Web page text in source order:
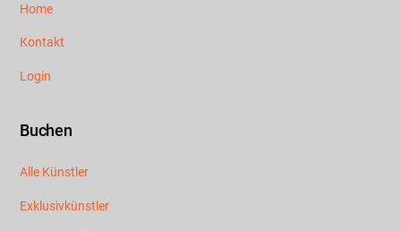
Home
Kontakt
Login
Buchen
Alle Künstler
Exklusivkünstler